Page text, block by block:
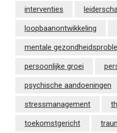
interventies
loopbaanontwikkeling
mentale
persoonlijke groei
psychische aandoeningen
stressmanagement
toekomstgericht